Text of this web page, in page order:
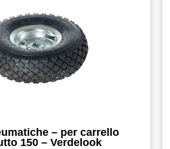
– per carrello
150 – Verdelook